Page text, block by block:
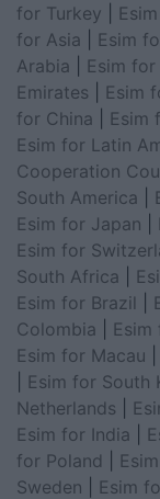
for Turkey
for Asia
Esim
Arabia
Esim
Emirates
Esim
for China
Esim
Esim for Latin
Cooperation
South America
Esim for Japan
Esim for
South Africa
Esim for Brazil
Colombia
Esim
Esim for Macau
Esim for South
Netherlands
Esim for India
for Poland
Sweden
Esim